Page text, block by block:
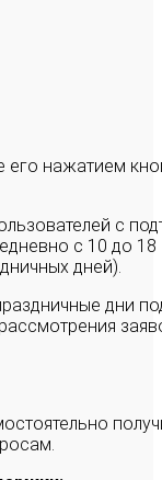
его нажатием
с
с 10 до
дней).
дни